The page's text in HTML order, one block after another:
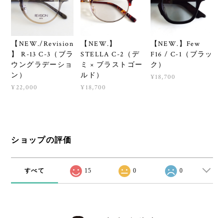
【NEW./Revision
】 R-13 C-3（ブラ
ウングラデーショ
ン）
¥22,000
【NEW.】
STELLA C-2（デ
ミ × ブラストゴー
ルド）
¥18,700
【NEW.】Few
F16 / C-1（ブラッ
ク）
¥18,700
ショップの評価
すべて 15 0 0